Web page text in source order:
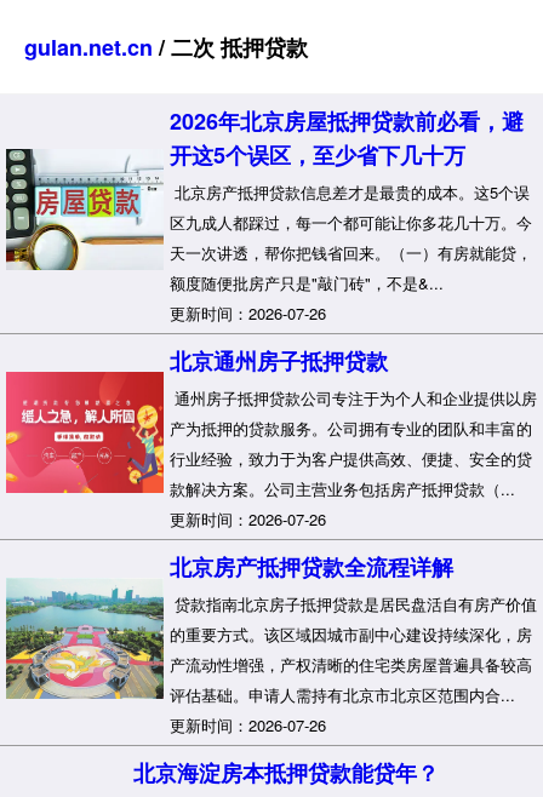
gulan.net.cn / 二次 抵押贷款
2026年北京房屋抵押贷款前必看，避
开这5个误区，至少省下几十万
北京房产抵押贷款信息差才是最贵的成本。这5个误
区九成人都踩过，每一个都可能让你多花几十万。今
天一次讲透，帮你把钱省回来。（一）有房就能贷，
额度随便批房产只是"敲门砖"，不是&...
更新时间：2026-07-26
北京通州房子抵押贷款
通州房子抵押贷款公司专注于为个人和企业提供以房
产为抵押的贷款服务。公司拥有专业的团队和丰富的
行业经验，致力于为客户提供高效、便捷、安全的贷
款解决方案。公司主营业务包括房产抵押贷款（...
更新时间：2026-07-26
北京房产抵押贷款全流程详解
贷款指南北京房子抵押贷款是居民盘活自有房产价值
的重要方式。该区域因城市副中心建设持续深化，房
产流动性增强，产权清晰的住宅类房屋普遍具备较高
评估基础。申请人需持有北京市北京区范围内合...
更新时间：2026-07-26
北京海淀房本抵押贷款能贷年？